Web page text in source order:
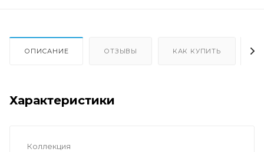
ОПИСАНИЕ ОТЗЫВЫ КАК КУПИТЬ
Характеристики
Коллекция